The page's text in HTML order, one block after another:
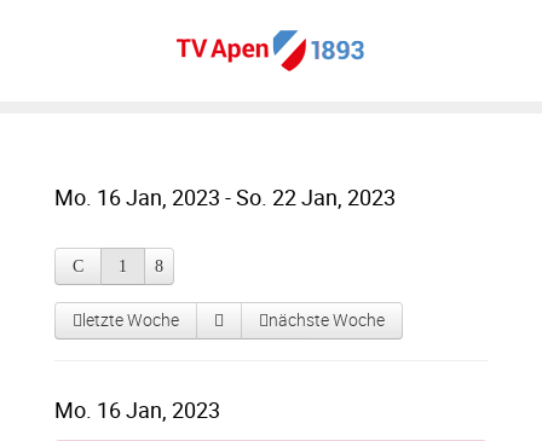
Mo. 16 Jan, 2023 - So. 22 Jan, 2023
letzte Woche nächste Woche
Mo. 16 Jan, 2023